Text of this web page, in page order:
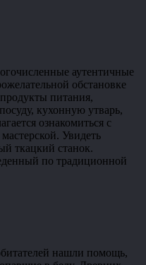
аутентичные
обстановке
питания,
кухонную утварь,
ознакомиться с
Увидеть
ткацкий станок.
по традиционной
нашли помощь,